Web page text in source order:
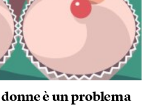
è un problema